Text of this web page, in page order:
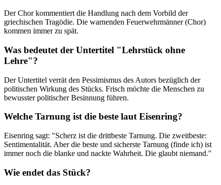
Der Chor kommentiert die Handlung nach dem Vorbild der
griechischen Tragödie. Die warnenden Feuerwehrmänner (Chor)
kommen immer zu spät.
Was bedeutet der Untertitel "Lehrstück ohne
Lehre"?
Der Untertitel verrät den Pessimismus des Autors bezüglich der
politischen Wirkung des Stücks. Frisch möchte die Menschen zu
bewusster politischer Besinnung führen.
Welche Tarnung ist die beste laut Eisenring?
Eisenring sagt: "Scherz ist die drittbeste Tarnung. Die zweitbeste:
Sentimentalität. Aber die beste und sicherste Tarnung (finde ich) ist
immer noch die blanke und nackte Wahrheit. Die glaubt niemand."
Wie endet das Stück?